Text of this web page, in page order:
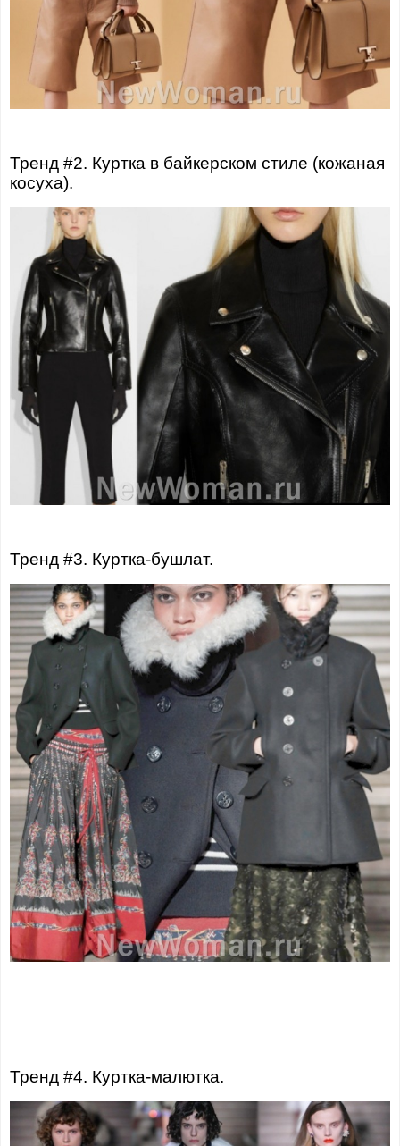
Тренд #2. Куртка в байкерском стиле (кожаная
косуха).
Тренд #3. Куртка-бушлат.
Тренд #4. Куртка-малютка.